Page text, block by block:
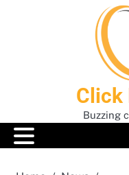
Click
Buzzing